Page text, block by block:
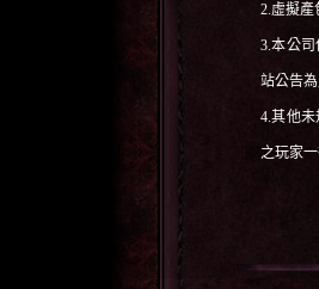
2.虛擬產
3.本公司
站公告
4.其他未
之玩家